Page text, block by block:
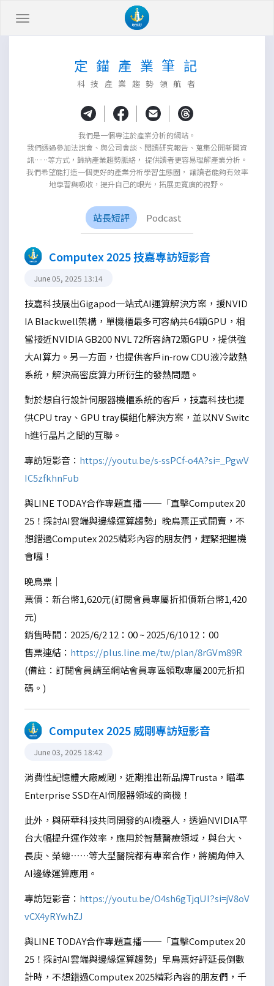
定 錨 產 業 筆 記
科 技 產 業 趨 勢 領 航 者
| | |
我們是一個專注於產業分析的網站。
我們透過參加法說會、與公司會談、閱讀研究報告、蒐集公開新聞資
訊……等方式，歸納產業趨勢脈絡， 提供讀者更容易理解產業分析。
我們希望能打造一個更好的產業分析學習生態圈， 讓讀者能夠有效率
地學習與吸收，提升自己的眼光，拓展更寬廣的視野。
站長短評 Podcast
Computex 2025 技嘉專訪短影音
June 05, 2025 13:14
技嘉科技展出Gigapod一站式AI運算解決方案，援NVID
IA Blackwell架構，單機櫃最多可容納共64顆GPU，相
當接近NVIDIA GB200 NVL 72所容納72顆GPU，提供強
大AI算力。另一方面，也提供客戶in-row CDU液冷散熱
系統，解決高密度算力所衍生的發熱問題。
對於想自行設計伺服器機櫃系統的客戶，技嘉科技也提
供CPU tray、GPU tray模組化解決方案，並以NV Switc
h進行晶片之間的互聯。
專訪短影音： https://youtu.be/s-ssPCf-o4A?si=_PgwV
IC5zfkhnFub
與LINE TODAY合作專題直播 ──「直擊Computex 20
25！探討AI雲端與邊緣運算趨勢」晚鳥票正式開賣，不
想錯過Computex 2025精彩內容的朋友們，趕緊把握機
會囉！
晚鳥票｜
票價：新台幣1,620元(訂閱會員專屬折扣價新台幣1,420
元)
銷售時間：2025/6/2 12：00 ~ 2025/6/10 12：00
售票連結： https://plus.line.me/tw/plan/8rGVm89R
(備註：訂閱會員請至網站會員專區領取專屬200元折扣
碼。)
Computex 2025 威剛專訪短影音
June 03, 2025 18:42
消費性記憶體大廠威剛，近期推出新品牌Trusta，瞄準
Enterprise SSD在AI伺服器領域的商機！
此外，與研華科技共同開發的AI機器人，透過NVIDIA平
台大幅提升運作效率，應用於智慧醫療領域，與台大、
長庚、榮總……等大型醫院都有專案合作，將觸角伸入
AI邊緣運算應用。
專訪短影音： https://youtu.be/O4sh6gTjqUI?si=jV8oV
vCX4yRYwhZJ
與LINE TODAY合作專題直播 ──「直擊Computex 20
25！探討AI雲端與邊緣運算趨勢」早鳥票好評延長倒數
計時，不想錯過Computex 2025精彩內容的朋友們，千